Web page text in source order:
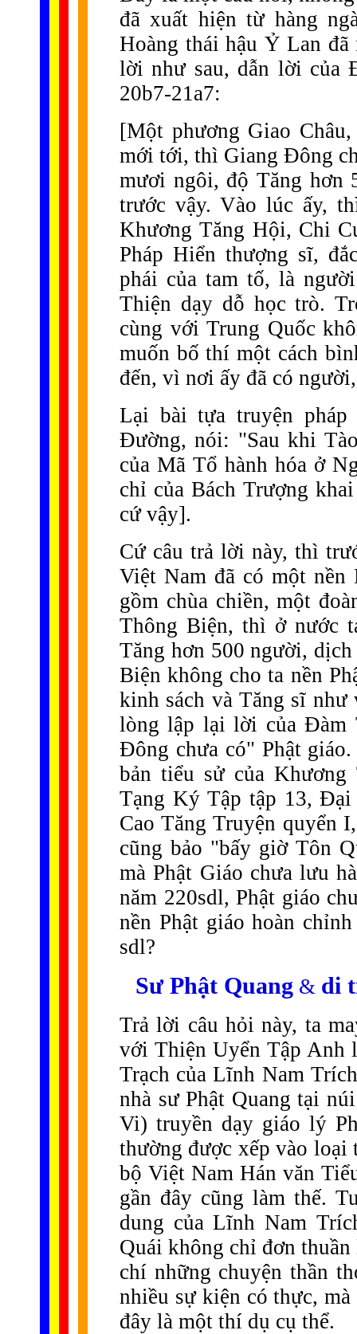
đã xuất hiện từ hàng
Hoàng thái hậu Ỷ Lan
lời như sau, dẫn lời của
20b7-21a7:
[Một phương Giao
mới tới, thì Giang Đông
mươi ngôi, độ Tăng hơn
trước vậy. Vào lúc ấy,
Khương Tăng Hội, Chi
Pháp Hiển thượng sĩ,
phái của tam tố, là
Thiện dạy dỗ học trò.
cùng với Trung Quốc
muốn bố thí một cách
đến, vì nơi ấy đã có
Lại bài tựa truyện
Đường, nói: "Sau khi
của Mã Tổ hành hóa ở
chỉ của Bách Trượng
cứ vậy].
Cứ câu trả lời này, thì
Việt Nam đã có một nền
gồm chùa chiền, một
Thông Biện, thì ở nước
Tăng hơn 500 người,
Biện không cho ta nền
kinh sách và Tăng sĩ như
lòng lập lại lời của Đàm
Đông chưa có" Phật
bản tiểu sử của Khương
Tạng Ký Tập tập 13, Đại
Cao Tăng Truyện quyển
cũng bảo "bấy giờ Tôn
mà Phật Giáo chưa lưu
năm 220sdl, Phật giáo
nền Phật giáo hoàn
sdl?
SưPhật Quang& di
Trả lời câu hỏi này, ta
với Thiện Uyển Tập Anh
Trạch của Lĩnh Nam
nhà sư Phật Quang tại
Vi) truyền dạy giáo lý
thường được xếp vào loại
bộ Việt Nam Hán văn
gần đây cũng làm thế.
dung của Lĩnh Nam
Quái không chỉ đơn
chí những chuyện thần
nhiều sự kiện có thực,
đây là một thí dụ cụ thể.